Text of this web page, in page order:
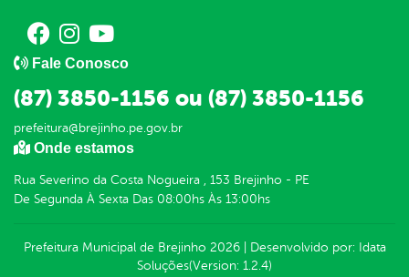
Fale Conosco
(87) 3850-1156 ou (87) 3850-1156
prefeitura@brejinho.pe.gov.br
Onde estamos
Rua Severino da Costa Nogueira , 153 Brejinho - PE
De Segunda À Sexta Das 08:00hs Às 13:00hs
Prefeitura Municipal de Brejinho 2026| Desenvolvido por: Idata
Soluções(Version: 1.2.4)